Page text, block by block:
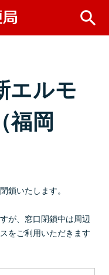
エルモ
福岡
鎖いたします。
が、窓口閉鎖中は周辺
をご利用いただきます